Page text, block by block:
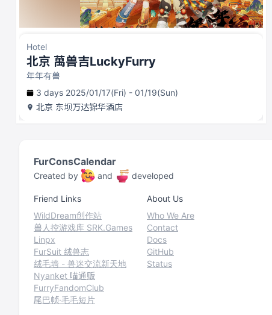
Hotel
北京 萬兽吉LuckyFurry
年年有兽
3 days 2025/01/17(Fri) - 01/19(Sun)
北京 东坝万达锦华酒店
FurConsCalendar
Created by and developed
Friend Links
WildDream创作站
兽人控游戏库 SRK.Games
Linpx
FurSuit 绒兽志
绒毛墙 - 兽迷交流新天地
Nyanket 喵通贩
FurryFandomClub
尾巴帧·毛毛短片
About Us
Who We Are
Contact
Docs
GitHub
Status